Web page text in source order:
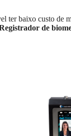
ter baixo custo de
de